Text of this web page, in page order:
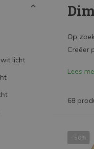
licht
Op
Creëer
Lees
68
- 50%